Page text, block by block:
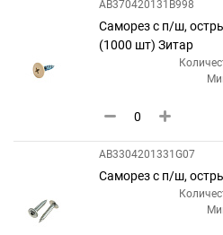
AB370420131B998
Саморез с п/ш,
(1000 шт) Зитар
AB3304201331G07
Саморез с п/ш,